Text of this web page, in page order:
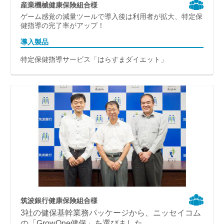
産業機械健康保険組合様
ゲーム感覚の減量ツールで導入後は利用者が拡大、特定保
健指導の完了率がアップ！
導入製品
特定保健指導サービス「はらすまダイエット」
筑波銀行健康保険組合様
3社の健保基幹業務パッケージから、ニッセイコム